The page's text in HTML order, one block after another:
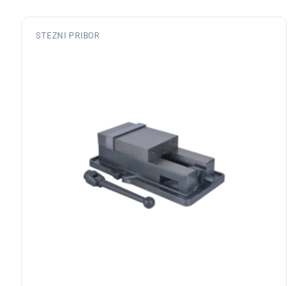
STEZNI PRIBOR